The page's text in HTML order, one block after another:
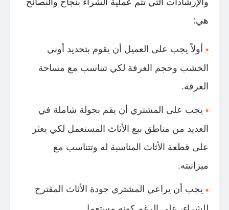
هي:
أولاً يجب على العميل أن يقوم بتحديد أوني
الخشب وحجم الغرفة لكي تتناسب مع مساحة
الغرفة.
يجب على المشتري أن يقم بجولة شاملة في
العديد من مناطق بيع الأثاث المستعمل لكي يعثر
على قطعة الأثاث المناسبة له وتتناسب مع
ميزانيته.
يجب أن يراعي المشتري جودة الأثاث المقترح